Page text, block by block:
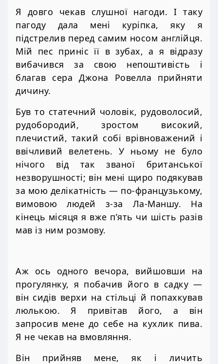
Я довго чекав слушної нагоди. І таку
пагоду дала мені куріпка, яку я
підстрелив перед самим носом англійця.
Мій пес приніс її в зубах, а я відразу
вибачився за свою непоштивість і
благав сера Джона Ровелла прийняти
дичину.
Був то статечний чоловік, рудоволосий,
рудобородий, зростом високий,
плечистий, такий собі врівноважений і
ввічливий велетень. У ньому не було
нічого від так званої британської
незворушності; він мені щиро подякував
за мою делікатність — по-французькому,
вимовою людей з-за Ла-Маншу. На
кінець місяця я вже п’ять чи шість разів
мав із ним розмову.
Аж ось одного вечора, вийшовши на
прогулянку, я побачив його в садку —
він сидів верхи на стільці й попахкував
люлькою. Я привітав його, а він
запросив мене до себе на кухлик пива.
Я не чекав на вмовляння.
Він прийняв мене, як і личить